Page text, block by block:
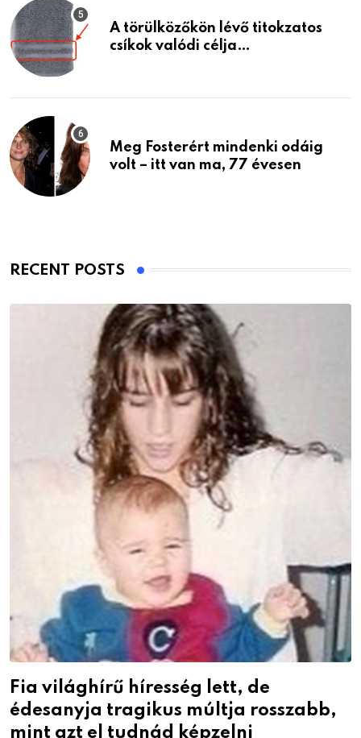
A törülközőkön lévő titokzatos
csíkok valódi célja…
Meg Fosterért mindenki odáig
volt – itt van ma, 77 évesen
RECENT POSTS
Fia világhírű híresség lett, de
édesanyja tragikus múltja rosszabb,
mint azt el tudnád képzelni